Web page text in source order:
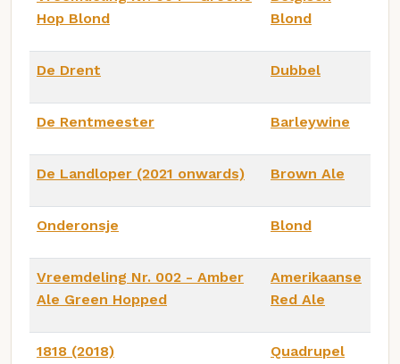
Hop Blond
Blond
De Drent Dubbel
De Rentmeester Barleywine
De Landloper (2021 onwards) Brown Ale
Onderonsje Blond
Vreemdeling Nr. 002 - Amber
Ale Green Hopped
Amerikaanse
Red Ale
1818 (2018) Quadrupel